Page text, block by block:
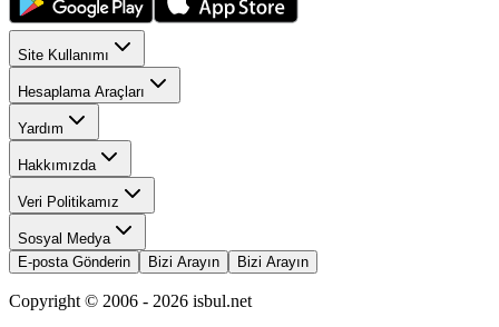
Site Kullanımı
Hesaplama Araçları
Yardım
Hakkımızda
Veri Politikamız
Sosyal Medya
E-posta Gönderin
Bizi Arayın Bizi Arayın
Copyright © 2006 - 2026 isbul.net